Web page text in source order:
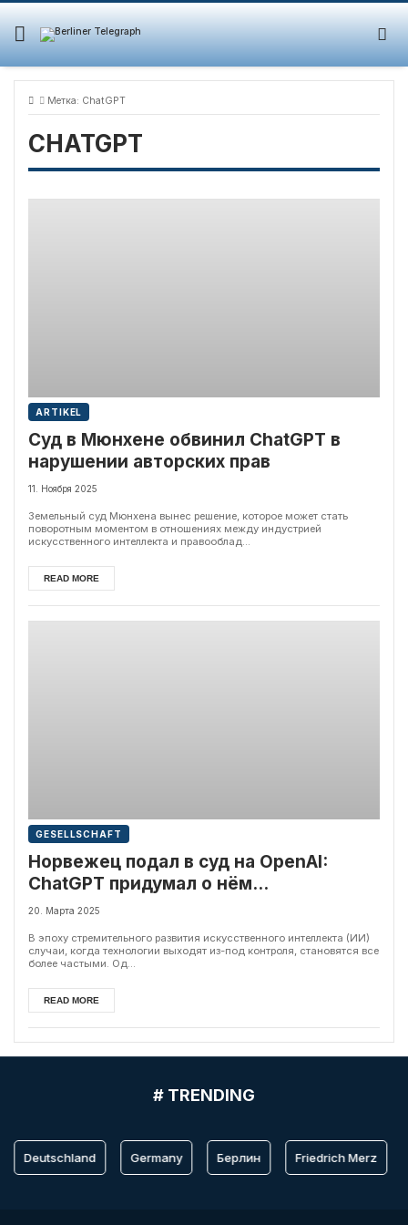
Skip
content
Метка: ChatGPT
CHATGPT
ARTIKEL
Суд в Мюнхене обвинил ChatGPT в
нарушении авторских прав
11. Ноября 2025
Земельный суд Мюнхена вынес решение, которое может стать
поворотным моментом в отношениях между индустрией
искусственного интеллекта и правооблад...
READ MORE
GESELLSCHAFT
Норвежец подал в суд на OpenAI:
ChatGPT придумал о нём
возмутительную историю
20. Марта 2025
В эпоху стремительного развития искусственного интеллекта (ИИ)
случаи, когда технологии выходят из-под контроля, становятся все
более частыми. Од...
READ MORE
# TRENDING
Deutschland Germany Берлин Friedrich Merz